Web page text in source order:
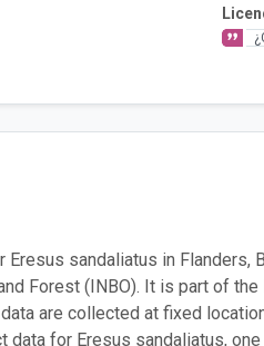
sandaliatus in
Forest (INBO). It is part of
are collected at fixed
data for Eresus sandaliatus,